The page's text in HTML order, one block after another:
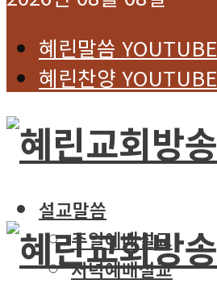
혜린말씀 YOUTUBE
혜린찬양 YOUTUBE
설교말씀
주일예배설교
저녁예배설교